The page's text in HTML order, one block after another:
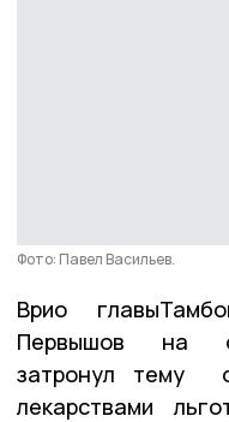
Фото: Павел Васильев.
Врио
Первышов на
затронул тему
лекарствами